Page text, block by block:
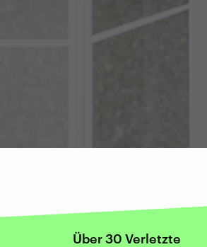
Über 30 Verletzte